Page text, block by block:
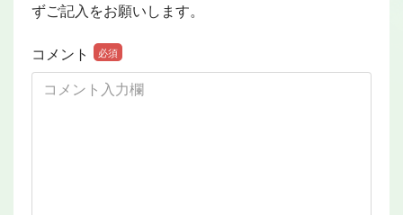
ずご記入をお願いします。
コメント 必須